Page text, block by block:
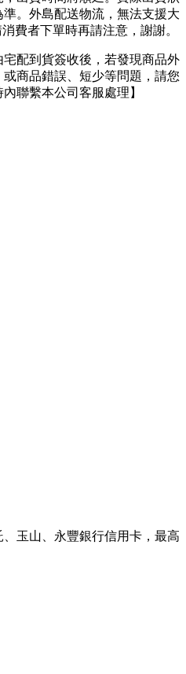
。外島配送物流，無法支援大
費者下單時再請注意，謝謝。
宅配到貨簽收後，若發現商品外
商品錯誤、短少等問題，請您
聯繫本公司客服處理】
玉山、永豐銀行信用卡，最高